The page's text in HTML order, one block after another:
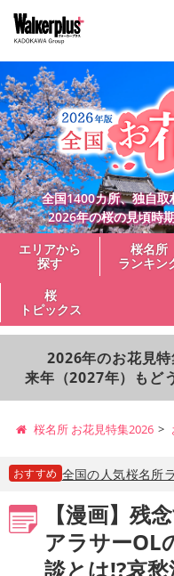
全国1400カ所、独自取
2026年の桜の見頃時
エリアから
探す
桜名所
ランキン
桜
トピックス
2026年のお花見特
来年（2027年）もど
桜名所 お花見特集2026
おすすめ 全国の人気桜名所
【漫画】残
アラサーOL
談とは!?哀